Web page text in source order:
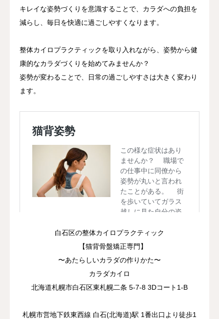
キレイな姿勢づくりを意識することで、カラダへの負担を
減らし、毎日を快適に過ごしやすくなります。
整体カイロプラクティックを取り入れながら、姿勢から健
康的なカラダづくりを始めてみませんか？
姿勢が変わることで、日常の過ごしやすさは大きく変わり
ます。
白石区の整体カイロプラクティック
【猫背骨盤矯正専門】
〜あたらしいカラダの作りかた〜
カラダカイロ
北海道札幌市白石区東札幌二条 5-7-8 3Dコート1-B
札幌市営地下鉄東西線 白石(北海道)駅 1番出口より徒歩1